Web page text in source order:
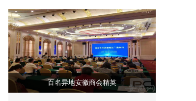
百名异地安徽商会精英